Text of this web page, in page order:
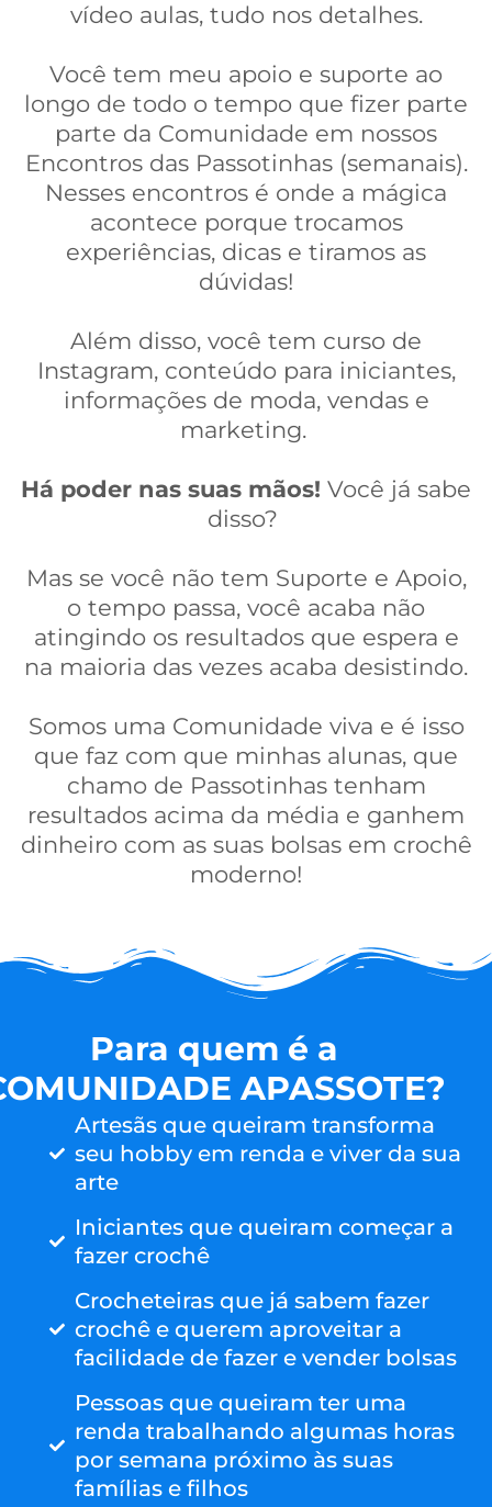
vídeo aulas, tudo nos detalhes.
Você tem meu apoio e suporte ao
longo de todo o tempo que fizer parte
parte da Comunidade em nossos
Encontros das Passotinhas (semanais).
Nesses encontros é onde a mágica
acontece porque trocamos
experiências, dicas e tiramos as
dúvidas!
Além disso, você tem curso de
Instagram, conteúdo para iniciantes,
informações de moda, vendas e
marketing.
Há poder nas suas mãos! Você já sabe
disso?
Mas se você não tem Suporte e Apoio,
o tempo passa, você acaba não
atingindo os resultados que espera e
na maioria das vezes acaba desistindo.
Somos uma Comunidade viva e é isso
que faz com que minhas alunas, que
chamo de Passotinhas tenham
resultados acima da média e ganhem
dinheiro com as suas bolsas em crochê
moderno!
Para quem é a
APASSOTE?
Artesãs que queiram transforma
seu hobby em renda e viver da sua
arte
Iniciantes que queiram começar a
fazer crochê
Crocheteiras que já sabem fazer
crochê e querem aproveitar a
facilidade de fazer e vender bolsas
Pessoas que queiram ter uma
renda trabalhando algumas horas
por semana próximo às suas
famílias e filhos